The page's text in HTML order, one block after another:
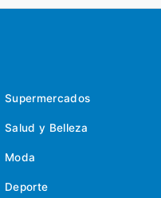
Supermercados
Salud y Belleza
Moda
Deporte